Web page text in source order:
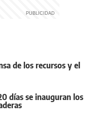
de los recursos y el
días se inauguran los